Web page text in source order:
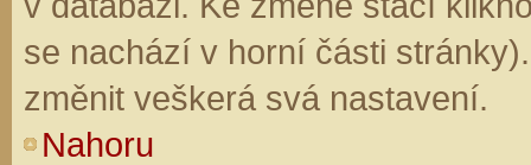
se nachází v horní části
změnit veškerá svá nastavení.
Nahoru